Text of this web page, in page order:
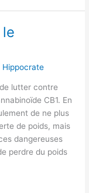
Hippocrate
lutter contre
CB1. En
de ne plus
de poids, mais
dangereuses
perdre du poids